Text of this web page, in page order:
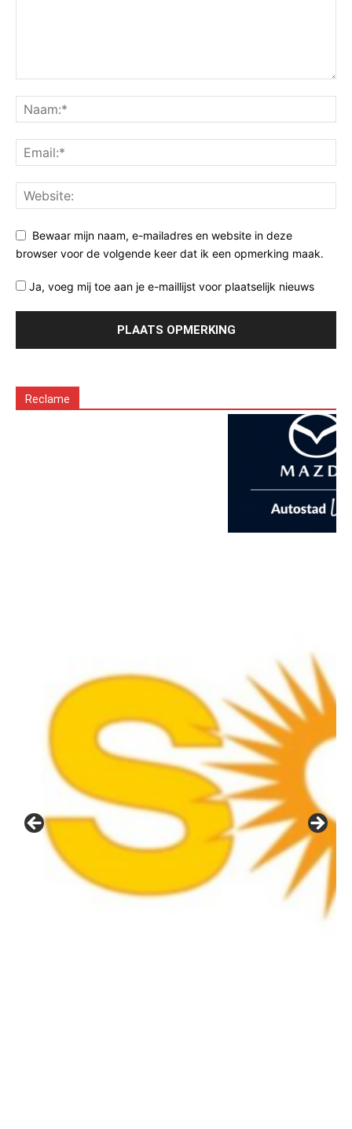
Bewaar mijn naam, e-mailadres en website in deze
browser voor de volgende keer dat ik een opmerking maak.
Ja, voeg mij toe aan je e-maillijst voor plaatselijk nieuws
Reclame